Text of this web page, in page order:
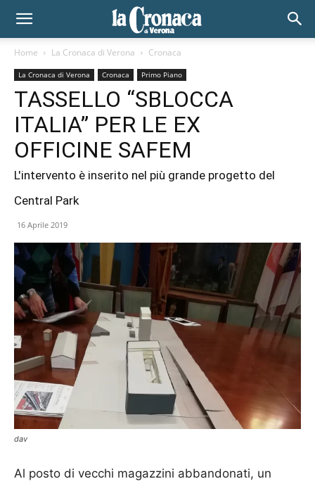
Home La Cronaca di Verona Cronaca
La Cronaca di Verona Cronaca Primo Piano
TASSELLO “SBLOCCA
ITALIA” PER LE EX
OFFICINE SAFEM
L'intervento è inserito nel più grande progetto del
Central Park
16 Aprile 2019
dav
Al posto di vecchi magazzini abbandonati, un